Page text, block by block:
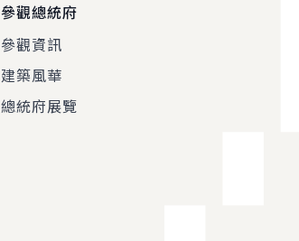
參觀總統府
參觀資訊
建築風華
總統府展覽